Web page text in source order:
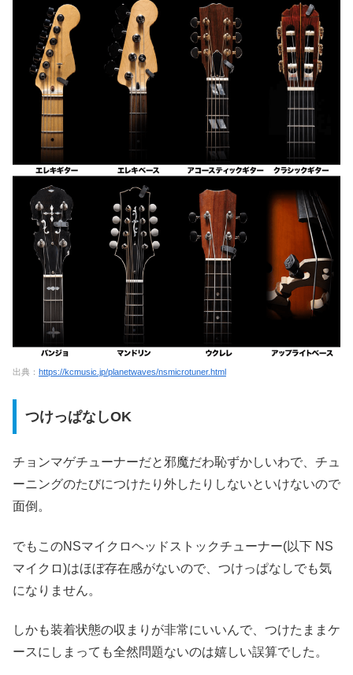
出典： https://kcmusic.jp/planetwaves/nsmicrotuner.html
つけっぱなしOK
チョンマゲチューナーだと邪魔だわ恥ずかしいわで、チュ
ーニングのたびにつけたり外したりしないといけないので
面倒。
でもこのNSマイクロヘッドストックチューナー(以下 NS
マイクロ)はほぼ存在感がないので、つけっぱなしでも気
になりません。
しかも装着状態の収まりが非常にいいんで、つけたままケ
ースにしまっても全然問題ないのは嬉しい誤算でした。